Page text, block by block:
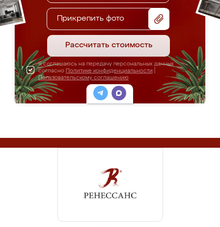
Прикрепить фото
Рассчитать стоимость
Я соглашаюсь на передачу персональных данных
согласно Политике конфиденциальности
Пользовательскому соглашению